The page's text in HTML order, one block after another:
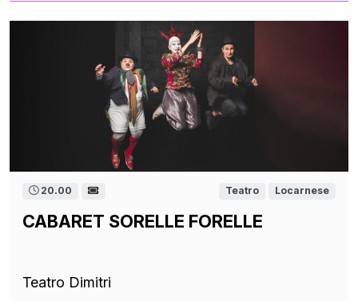
20.00 Teatro Locarnese
CABARET SORELLE FORELLE
Teatro Dimitri